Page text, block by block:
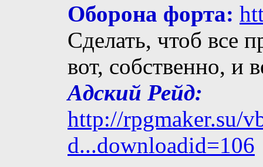
Оборона форта:
Сделать, чтоб все
вот, собственно, и
Адский Рейд:
http://rpgmaker.su/
d...downloadid=106